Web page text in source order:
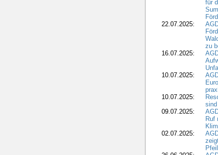
für
22.07.2025:
zu
16.07.2025:
10.07.2025:
10.07.2025:
09.07.2025:
Ruf
02.07.2025: